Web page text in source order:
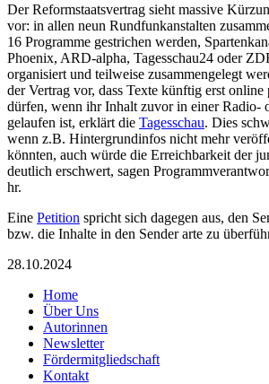
Der Reformstaatsvertrag sieht massive
vor: in allen neun Rundfunkanstalten
16 Programme gestrichen werden,
Phoenix, ARD-alpha, Tagesschau24 oder
organisiert und teilweise zusammengelegt
der Vertrag vor, dass Texte künftig erst
dürfen, wenn ihr Inhalt zuvor in einer Radio-
gelaufen ist, erklärt die Tagesschau. Dies
wenn z.B. Hintergrundinfos nicht mehr
könnten, auch würde die Erreichbarkeit der
deutlich erschwert, sagen
hr.
Eine Petition spricht sich dagegen aus, den
bzw. die Inhalte in den Sender arte zu
28.10.2024
Home
Über Uns
Autorinnen
Newsletter
Fördermitgliedschaft
Kontakt